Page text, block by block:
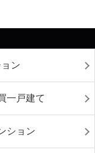
ン
一戸建て
ション